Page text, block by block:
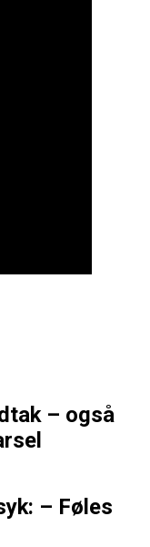
– også
– Føles